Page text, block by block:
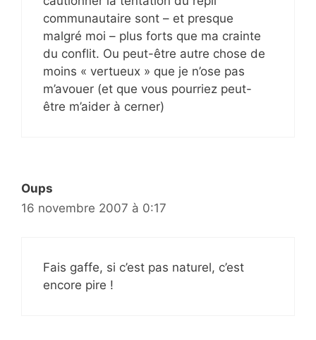
communautaire sont – et presque
malgré moi – plus forts que ma crainte
du conflit. Ou peut-être autre chose de
moins « vertueux » que je n’ose pas
m’avouer (et que vous pourriez peut-
être m’aider à cerner)
Oups
16 novembre 2007 à 0:17
Fais gaffe, si c’est pas naturel, c’est
encore pire !